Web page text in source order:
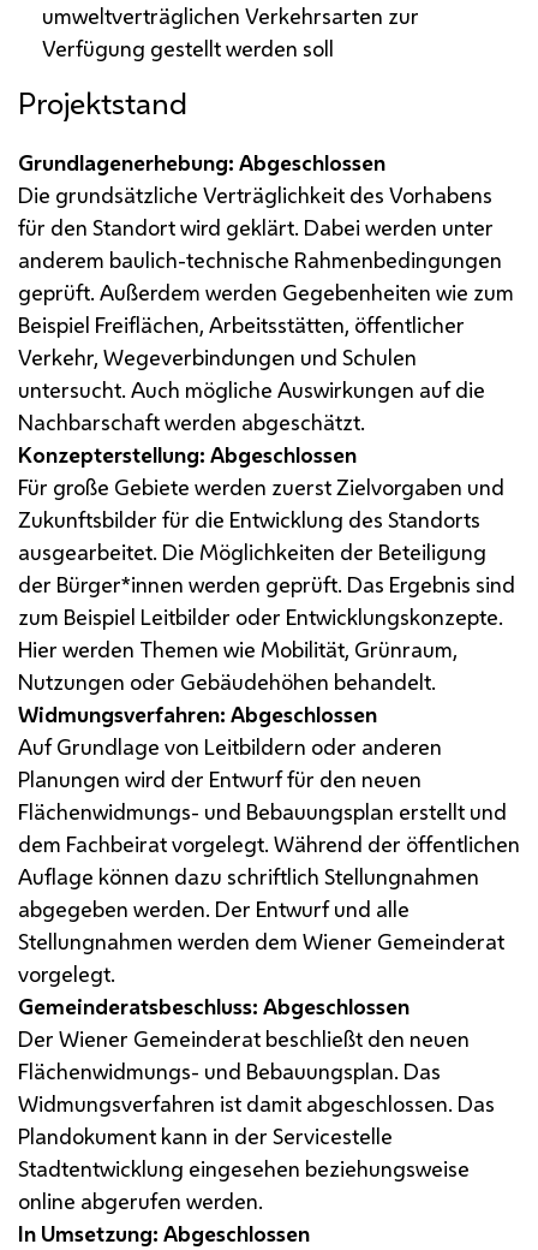
umweltverträglichen Verkehrsarten zur
Verfügung gestellt werden soll
Projektstand
Grundlagenerhebung: Abgeschlossen
Die grundsätzliche Verträglichkeit des Vorhabens
für den Standort wird geklärt. Dabei werden unter
anderem baulich-technische Rahmenbedingungen
geprüft. Außerdem werden Gegebenheiten wie zum
Beispiel Freiflächen, Arbeitsstätten, öffentlicher
Verkehr, Wegeverbindungen und Schulen
untersucht. Auch mögliche Auswirkungen auf die
Nachbarschaft werden abgeschätzt.
Konzepterstellung: Abgeschlossen
Für große Gebiete werden zuerst Zielvorgaben und
Zukunftsbilder für die Entwicklung des Standorts
ausgearbeitet. Die Möglichkeiten der Beteiligung
der Bürger*innen werden geprüft. Das Ergebnis sind
zum Beispiel Leitbilder oder Entwicklungskonzepte.
Hier werden Themen wie Mobilität, Grünraum,
Nutzungen oder Gebäudehöhen behandelt.
Widmungsverfahren: Abgeschlossen
Auf Grundlage von Leitbildern oder anderen
Planungen wird der Entwurf für den neuen
Flächenwidmungs- und Bebauungsplan erstellt und
dem Fachbeirat vorgelegt. Während der öffentlichen
Auflage können dazu schriftlich Stellungnahmen
abgegeben werden. Der Entwurf und alle
Stellungnahmen werden dem Wiener Gemeinderat
vorgelegt.
Gemeinderatsbeschluss: Abgeschlossen
Der Wiener Gemeinderat beschließt den neuen
Flächenwidmungs- und Bebauungsplan. Das
Widmungsverfahren ist damit abgeschlossen. Das
Plandokument kann in der Servicestelle
Stadtentwicklung eingesehen beziehungsweise
online abgerufen werden.
In Umsetzung: Abgeschlossen